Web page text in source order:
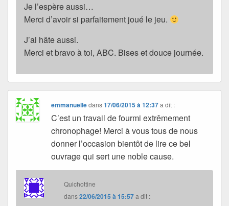
Je l’espère aussi…
Merci d’avoir si parfaitement joué le jeu.
J’ai hâte aussi.
Merci et bravo à toi, ABC. Bises et douce journée.
emmanuelledans17/06/2015 à 12:37 a dit :
C’est un travail de fourmi extrêmement
chronophage! Merci à vous tous de nous
donner l’occasion bientôt de lire ce bel
ouvrage qui sert une noble cause.
Quichottine
dans22/06/2015 à 15:57a dit :